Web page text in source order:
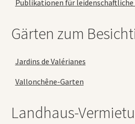
Publikationen für
Gärten zum
Jardins de Valérianes
Vallonchêne-Garten
Landhaus-